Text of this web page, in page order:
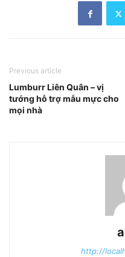
Previous article
Lumburr Liên Quân – vị
tướng hỗ trợ mẫu mực cho
mọi nhà
http://